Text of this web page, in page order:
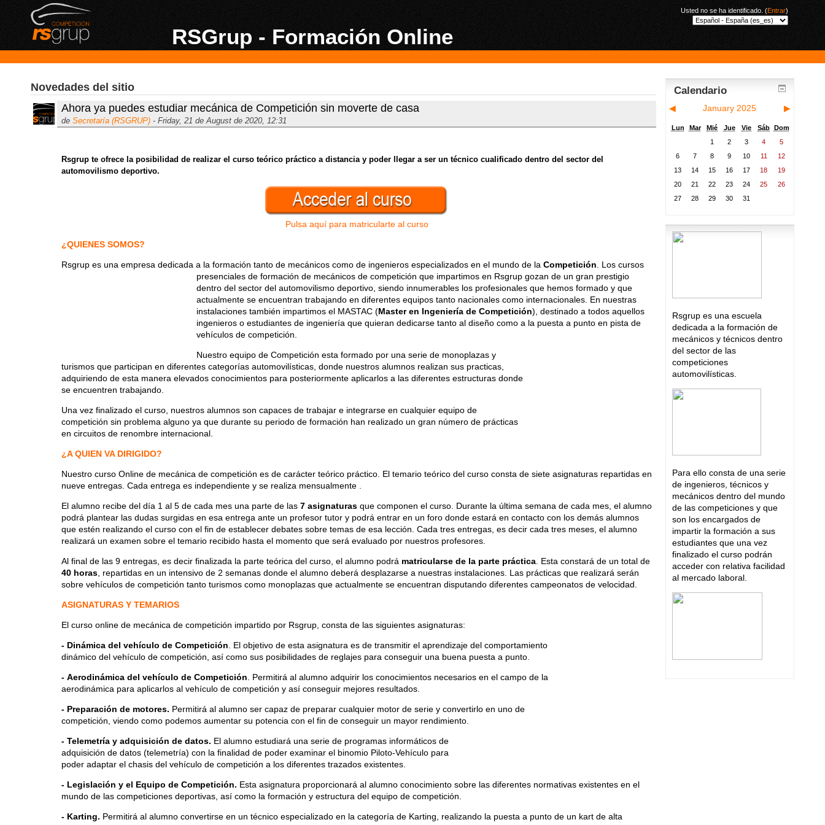
RSGrup - Formación Online
Usted no se ha identificado. (Entrar)
Novedades del sitio
Ahora ya puedes estudiar mecánica de Competición sin moverte de casa
de Secretaría (RSGRUP) - Friday, 21 de August de 2020, 12:31
Rsgrup te ofrece la posibilidad de realizar el curso teórico práctico a distancia y poder llegar a ser un técnico cualificado dentro del sector del
automovilismo deportivo.
Pulsa aquí para matricularte al curso
¿QUIENES SOMOS?
Rsgrup es una empresa dedicada a la formación tanto de mecánicos como de ingenieros especializados en el mundo de la Competición . Los cursos
presenciales de formación de mecánicos de competición que impartimos en Rsgrup gozan de un gran prestigio
dentro del sector del automovilismo deportivo, siendo innumerables los profesionales que hemos formado y que
actualmente se encuentran trabajando en diferentes equipos tanto nacionales como internacionales. En nuestras
instalaciones también impartimos el MASTAC (Master en Ingeniería de Competición), destinado a todos aquellos
ingenieros o estudiantes de ingeniería que quieran dedicarse tanto al diseño como a la puesta a punto en pista de
vehículos de competición.
Nuestro equipo de Competición esta formado por una serie de monoplazas y
turismos que participan en diferentes categorías automovilísticas, donde nuestros alumnos realizan sus practicas,
adquiriendo de esta manera elevados conocimientos para posteriormente aplicarlos a las diferentes estructuras donde
se encuentren trabajando.
Una vez finalizado el curso, nuestros alumnos son capaces de trabajar e integrarse en cualquier equipo de
competición sin problema alguno ya que durante su periodo de formación han realizado un gran número de prácticas
en circuitos de renombre internacional.
¿A QUIEN VA DIRIGIDO?
Nuestro curso Online de mecánica de competición es de carácter teórico práctico. El temario teórico del curso consta de siete asignaturas repartidas en
nueve entregas. Cada entrega es independiente y se realiza mensualmente .
El alumno recibe del día 1 al 5 de cada mes una parte de las 7 asignaturas que componen el curso. Durante la última semana de cada mes, el alumno
podrá plantear las dudas surgidas en esa entrega ante un profesor tutor y podrá entrar en un foro donde estará en contacto con los demás alumnos
que estén realizando el curso con el fin de establecer debates sobre temas de esa lección. Cada tres entregas, es decir cada tres meses, el alumno
realizará un examen sobre el temario recibido hasta el momento que será evaluado por nuestros profesores.
Al final de las 9 entregas, es decir finalizada la parte teórica del curso, el alumno podrá matricularse de la parte práctica . Esta constará de un total de
40 horas , repartidas en un intensivo de 2 semanas donde el alumno deberá desplazarse a nuestras instalaciones. Las prácticas que realizará serán
sobre vehículos de competición tanto turismos como monoplazas que actualmente se encuentran disputando diferentes campeonatos de velocidad.
ASIGNATURAS Y TEMARIOS
El curso online de mecánica de competición impartido por Rsgrup, consta de las siguientes asignaturas:
- Dinámica del vehículo de Competición. El objetivo de esta asignatura es de transmitir el aprendizaje del comportamiento
dinámico del vehículo de competición, así como sus posibilidades de reglajes para conseguir una buena puesta a punto.
- Aerodinámica del vehículo de Competición. Permitirá al alumno adquirir los conocimientos necesarios en el campo de la
aerodinámica para aplicarlos al vehículo de competición y así conseguir mejores resultados.
- Preparación de motores. Permitirá al alumno ser capaz de preparar cualquier motor de serie y convertirlo en uno de
competición, viendo como podemos aumentar su potencia con el fin de conseguir un mayor rendimiento.
- Telemetría y adquisición de datos. El alumno estudiará una serie de programas informáticos de
adquisición de datos (telemetría) con la finalidad de poder examinar el binomio Piloto-Vehículo para
poder adaptar el chasis del vehículo de competición a los diferentes trazados existentes.
- Legislación y el Equipo de Competición. Esta asignatura proporcionará al alumno conocimiento sobre las diferentes normativas existentes en el
mundo de las competiciones deportivas, así como la formación y estructura del equipo de competición.
- Karting. Permitirá al alumno convertirse en un técnico especializado en la categoría de Karting, realizando la puesta a punto de un kart de alta
Calendario
◀ January 2025 ▶
Lun Mar Mié Jue Vie Sáb Dom
1
2 3 4
5
6
7 8 9 10 11
12
13
14 15 16 17 18
19
20
21 22 23 24 25
26
27
28 29 30 31
Rsgrup es una escuela
dedicada a la formación de
mecánicos y técnicos dentro
del sector de las
competiciones
automovilísticas.
Para ello consta de una serie
de ingenieros, técnicos y
mecánicos dentro del mundo
de las competiciones y que
son los encargados de
impartir la formación a sus
estudiantes que una vez
finalizado el curso podrán
acceder con relativa facilidad
al mercado laboral.